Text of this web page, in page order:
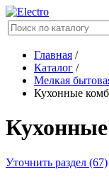
Главная /
Каталог /
Мелкая
Кухонные
Уточнить раздел (67)